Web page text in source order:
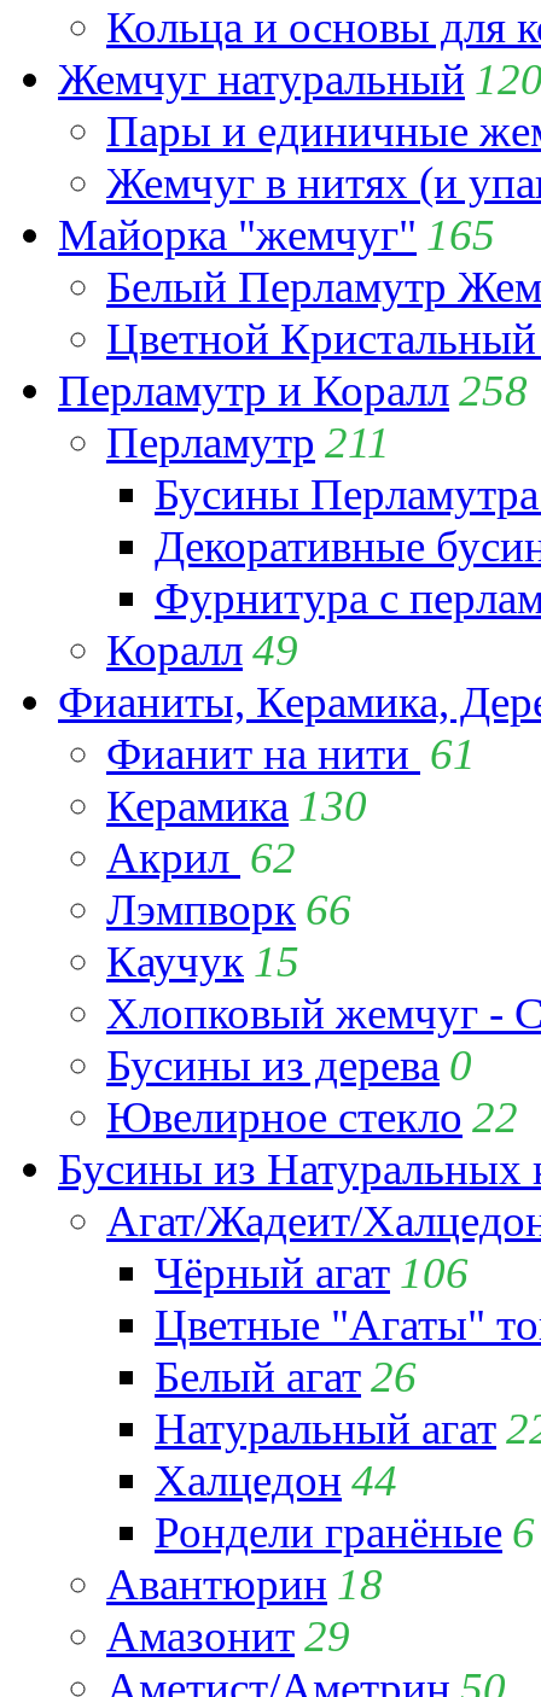
Кольца и основы для
Жемчуг натуральный
Пары и единичные
Жемчуг в нитях (и
Майорка "жемчуг" 165
Белый Перламутр
Цветной
Перламутр и Коралл258
Перламутр 211
Бусины
Декоративные
Фурнитура с
Коралл49
Фианиты, Керамика,
Фианит на нити 61
Керамика 130
Акрил 62
Лэмпворк 66
Каучук 15
Хлопковый жемчуг -
Бусины из дерева 0
Ювелирное стекло 22
Бусины из Натуральных
Агат/Жадеит/
Чёрный агат 106
Цветные "Агаты"
Белый агат26
Натуральный агат
Халцедон 44
Рондели гранёные 6
Авантюрин 18
Амазонит29